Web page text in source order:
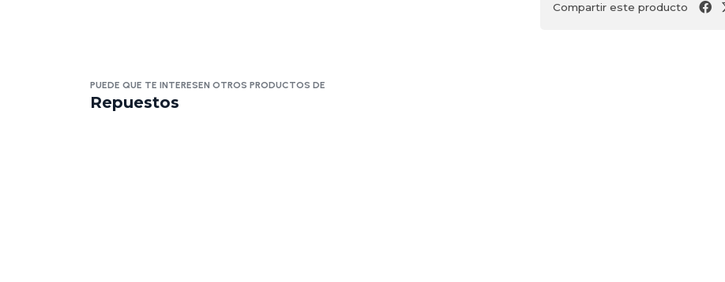
Compartir este producto
PUEDE QUE TE INTERESEN OTROS PRODUCTOS DE
Repuestos